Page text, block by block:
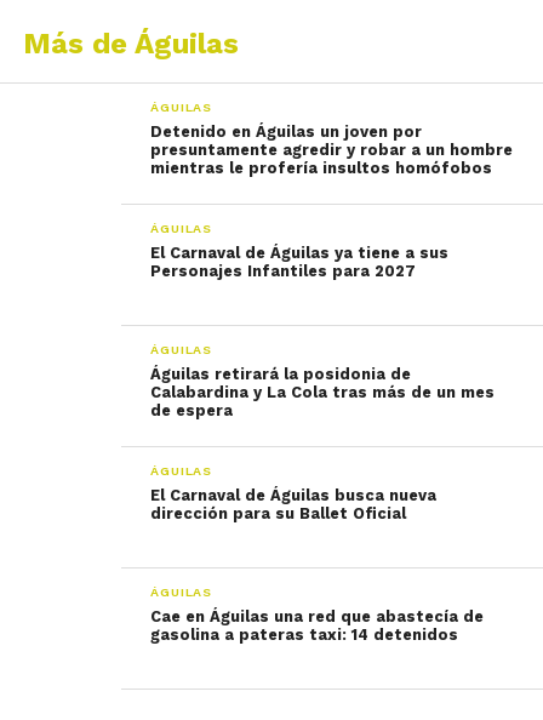
Más de Águilas
ÁGUILAS
Detenido en Águilas un joven por
presuntamente agredir y robar a un hombre
mientras le profería insultos homófobos
ÁGUILAS
El Carnaval de Águilas ya tiene a sus
Personajes Infantiles para 2027
ÁGUILAS
Águilas retirará la posidonia de
Calabardina y La Cola tras más de un mes
de espera
ÁGUILAS
El Carnaval de Águilas busca nueva
dirección para su Ballet Oficial
ÁGUILAS
Cae en Águilas una red que abastecía de
gasolina a pateras taxi: 14 detenidos